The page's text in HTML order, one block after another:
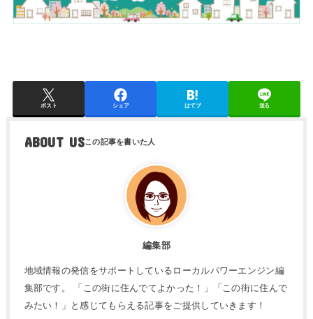
ポスト シェア はてブ 送る
ABOUT US
編集部
地域情報の発信をサポートしているローカルパワーエンジン編
集部です。 「この街に住んでてよかった！」「この街に住んで
みたい！」と感じてもらえる記事をご提供していきます！